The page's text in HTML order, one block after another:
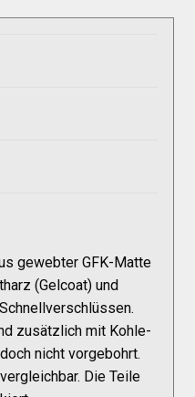
gewebter GFK-Matte
(Gelcoat) und
zusätzlich mit Kohle-
nicht vorgebohrt.
Die Teile